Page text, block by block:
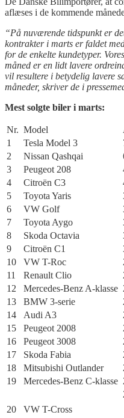
aflæses i de kommende
“På nuværende tidspunkt er
kontrakter i marts er faldet
for de enkelte kundetyper.
måned er en lidt lavere
vil resultere i betydelig lavere
måneder, skriver de i
Mest solgte biler i marts:
Nr. Model
1
Tesla Model 3
2
Nissan Qashqai
3
Peugeot 208
4
Citroën C3
5
Toyota Yaris
6
VW Golf
7
Toyota Aygo
8
Skoda Octavia
9
Citroën C1
10
VW T-Roc
11
Renault Clio
12
Mercedes-Benz A-klasse
13
BMW 3-serie
14
Audi A3
15
Peugeot 2008
16
Peugeot 3008
17
Skoda Fabia
18
Mitsubishi Outlander
19
Mercedes-Benz C-klasse
20 VW T-Cross